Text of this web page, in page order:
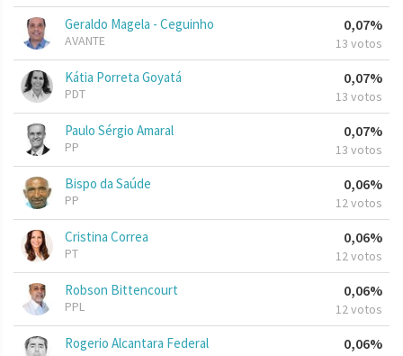
Geraldo Magela - Ceguinho
AVANTE
0,07%
13 votos
Kátia Porreta Goyatá
PDT
0,07%
13 votos
Paulo Sérgio Amaral
PP
0,07%
13 votos
Bispo da Saúde
PP
0,06%
12 votos
Cristina Correa
PT
0,06%
12 votos
Robson Bittencourt
PPL
0,06%
12 votos
Rogerio Alcantara Federal 0,06%